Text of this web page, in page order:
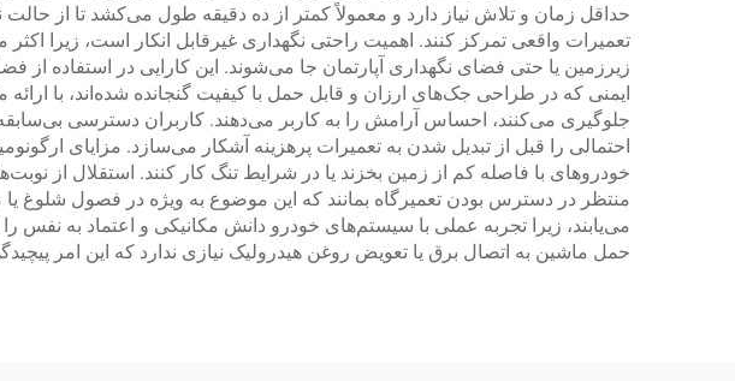
حداقل زمان و تلاش نیاز دارد و معمولاً کمتر از ده دقیقه طول می‌کشد تا از
تعمیرات واقعی تمرکز کنند. اهمیت راحتی نگهداری غیرقابل انکار است، زیرا
زیرزمین یا حتی فضای نگهداری آپارتمان جا می‌شوند. این کارایی در استفاده
ایمنی که در طراحی جک‌های ارزان و قابل حمل با کیفیت گنجانده شده‌اند، با
جلوگیری می‌کنند، احساس آرامش را به کاربر می‌دهند. کاربران دسترسی
احتمالی را قبل از تبدیل شدن به تعمیرات پرهزینه آشکار می‌سازد. مزایای
خودروهای با فاصله کم از زمین بخزند یا در شرایط تنگ کار کنند. استقلال از
منتظر در دسترس بودن تعمیرگاه بمانند که این موضوع به ویژه در فصول
می‌یابند، زیرا تجربه عملی با سیستم‌های خودرو دانش مکانیکی و اعتماد به
حمل ماشین به اتصال برق یا تعویض روغن هیدرولیک نیازی ندارد که این امر